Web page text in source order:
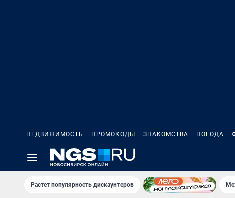
НЕДВИЖИМОСТЬ ПРОМОКОДЫ ЗНАКОМСТВА ПОГОДА
Растет популярность дискаунтеров